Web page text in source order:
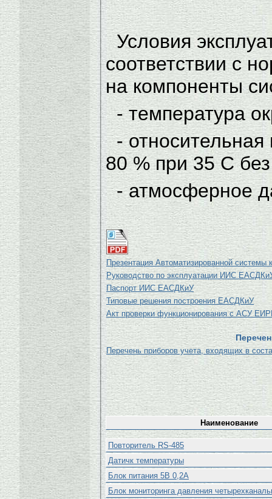
Условия
соответствии с
на компоненты
- температура
-
80 % при 35 С
- атмосферное
Презентация Автоматизированной
Руководство по эксплуатации ИИС
Паспорт ИИС ЕАСДКиУ
Типовые решения построения ЕАСДКиУ
Акт проверки функционирования с АСУ
Перечень приборов учета, входящих в
Наименование
Повторитель RS-485
Датичк температуры
Блок питания 5В 0,2А
Блок мониторинга давления